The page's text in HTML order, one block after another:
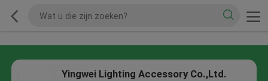
Yingwei Lighting Accessory Co.,Ltd.